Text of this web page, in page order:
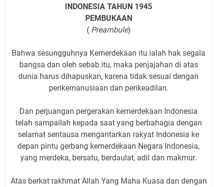
INDONESIA TAHUN 1945
PEMBUKAAN
( Preambule)
Bahwa sesungguhnya Kemerdekaan itu ialah hak segala
bangsa dan oleh sebab itu, maka penjajahan di atas
dunia harus dihapuskan, karena tidak sesuai dengan
perikemanusiaan dan perikeadilan.
Dan perjuangan pergerakan kemerdekaan Indonesia
telah sampailah kepada saat yang berbahagia dengan
selamat sentausa mengantarkan rakyat Indonesia ke
depan pintu gerbang kemerdekaan Negara Indonesia,
yang merdeka, bersatu, berdaulat, adil dan makmur.
Atas berkat rakhmat Allah Yang Maha Kuasa dan dengan